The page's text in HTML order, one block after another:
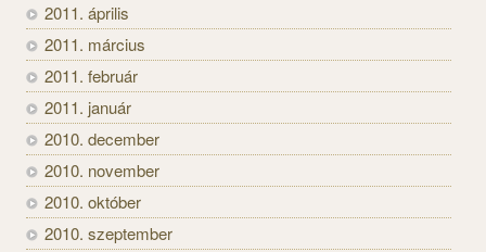
2011. április
2011. március
2011. február
2011. január
2010. december
2010. november
2010. október
2010. szeptember